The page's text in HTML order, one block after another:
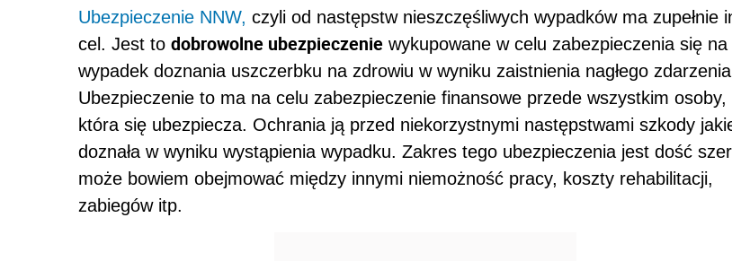
Ubezpieczenie NNW, czyli od następstw nieszczęśliwych wypadków ma zupełnie
cel. Jest to dobrowolne ubezpieczenie wykupowane w celu zabezpieczenia się na
wypadek doznania uszczerbku na zdrowiu w wyniku zaistnienia nagłego
Ubezpieczenie to ma na celu zabezpieczenie finansowe przede wszystkim osoby,
która się ubezpiecza. Ochrania ją przed niekorzystnymi następstwami szkody
doznała w wyniku wystąpienia wypadku. Zakres tego ubezpieczenia jest dość
może bowiem obejmować między innymi niemożność pracy, koszty rehabilitacji,
zabiegów itp.